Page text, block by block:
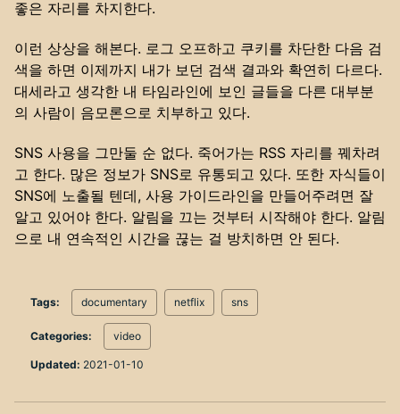
좋은 자리를 차지한다.
이런 상상을 해본다. 로그 오프하고 쿠키를 차단한 다음 검
색을 하면 이제까지 내가 보던 검색 결과와 확연히 다르다.
대세라고 생각한 내 타임라인에 보인 글들을 다른 대부분
의 사람이 음모론으로 치부하고 있다.
SNS 사용을 그만둘 순 없다. 죽어가는 RSS 자리를 꿰차려
고 한다. 많은 정보가 SNS로 유통되고 있다. 또한 자식들이
SNS에 노출될 텐데, 사용 가이드라인을 만들어주려면 잘
알고 있어야 한다. 알림을 끄는 것부터 시작해야 한다. 알림
으로 내 연속적인 시간을 끊는 걸 방치하면 안 된다.
Tags: documentary netflix sns
Categories: video
Updated: 2021-01-10